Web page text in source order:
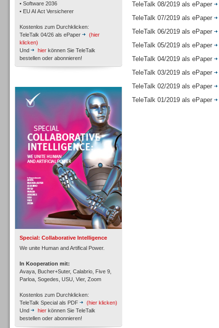
• Software 2036
• EU AI Act Versicherer
Kostenlos zum Durchklicken:
TeleTalk 04/26 als ePaper
(hier
klicken)
Und
hier können Sie TeleTalk
bestellen oder abonnieren!
Special: Collaborative Intelligence
We unite Human and Artifical Power.
In Kooperation mit:
Avaya, Bucher+Suter, Calabrio, Five 9,
Parloa, Sogedes, USU, Vier, Zoom
Kostenlos zum Durchklicken:
TeleTalk Special als PDF
(hier klicken)
Und
hier können Sie TeleTalk
bestellen oder abonnieren!
Workforce-Management
Personal
Personal
Inbound
TeleTalk 08/2019 als ePaper
TeleTalk 07/2019 als ePaper
TeleTalk 06/2019 als ePaper
TeleTalk 05/2019 als ePaper
TeleTalk 04/2019 als ePaper
TeleTalk 03/2019 als ePaper
TeleTalk 02/2019 als ePaper
TeleTalk 01/2019 als ePaper